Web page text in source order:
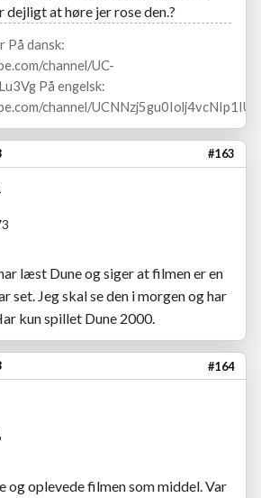
dejligt at høre jer rose den.?
På dansk:
channel/UC-
På engelsk:
channel/UCNNzj5gu0Iolj4vcNIp1IUA
#163
læst Dune og siger at filmen er en
set. Jeg skal se den i morgen og har
kun spillet Dune 2000.
#164
og oplevede filmen som middel. Var